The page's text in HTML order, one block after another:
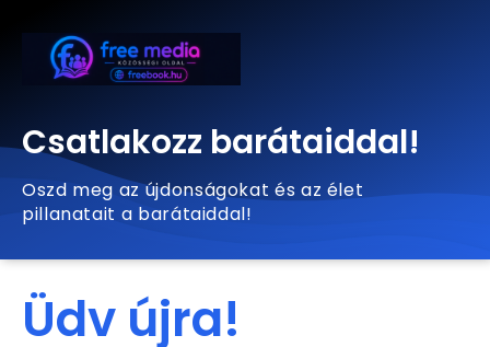
Csatlakozz barátaiddal!
Oszd meg az újdonságokat és az élet
pillanatait a barátaiddal!
Üdv újra!